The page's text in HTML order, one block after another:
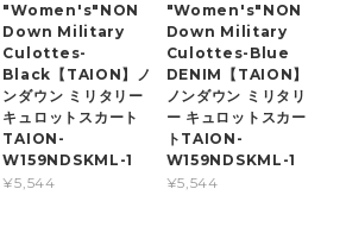
"Women's"NON
Down Military
Culottes-
Black【TAION】ノ
ンダウン ミリタリー
キュロットスカート
TAION-
W159NDSKML-1
¥5,544
"Women's"NON
Down Military
Culottes-Blue
DENIM【TAION】
ノンダウン ミリタリ
ー キュロットスカー
トTAION-
W159NDSKML-1
¥5,544